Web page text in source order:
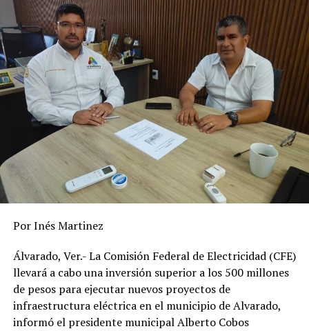
La alcaldesa Patricia Lobeira de Yunes afirmó que su
gobierno está comprometido a promover la igualdad
para crear una cultura más incluyente y con
oportunidades para todas y todos los veracruzanos.
“Trabajando de la mano sociedad y gobierno
continuaremos promoviendo la igualdad para lograr un
Veracruz incluyente”, concluyó.
RELATED TOPICS:
Recursos para atender adicciones
ANTES
Por Inés Martinez
Álvarado, Ver.- La Comisión Federal de Electricidad (CFE)
llevará a cabo una inversión superior a los 500 millones
de pesos para ejecutar nuevos proyectos de
infraestructura eléctrica en el municipio de Alvarado,
informó el presidente municipal Alberto Cobos